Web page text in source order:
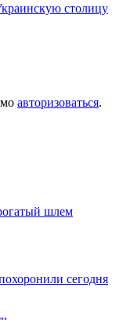
столицу
авторизоваться.
шлем
сегодня